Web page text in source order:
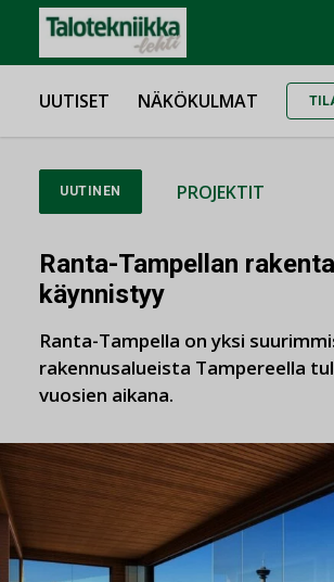
UUTISET NÄKÖKULMAT
UUTINEN PROJEKTIT
Ranta-Tampellan
käynnistyy
Ranta-Tampella on yksi
rakennusalueista Tampereella
vuosien aikana.